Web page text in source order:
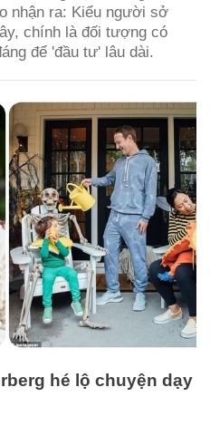
nhận ra: Kiểu người sở
chính là đối tượng có
để 'đầu tư' lâu dài.
hé lộ chuyện dạy